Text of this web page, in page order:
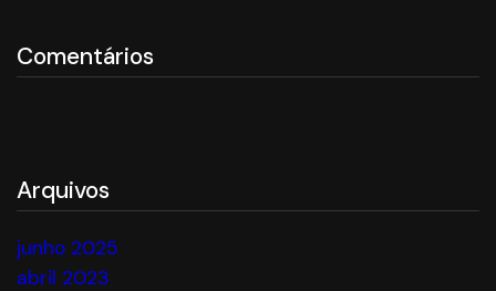
Comentários
Arquivos
junho 2025
abril 2023